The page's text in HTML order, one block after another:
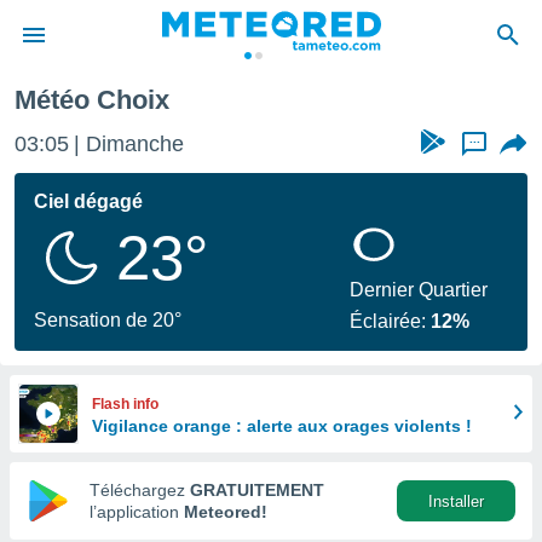
de
Météo Choix
03:05 Dimanche ...
Ciel dégagé
23°
Sensation de 20°
Dernier Quartier
Éclairée: 12%
Flash info
Vigilance orange : alerte aux orages violents !
Téléchargez GRATUITEMENT
l’application Meteored!
Installer